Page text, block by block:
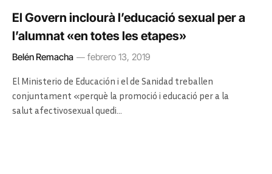
El Govern inclourà l’educació sexual per a
l’alumnat «en totes les etapes»
Belén Remacha febrero 13, 2019
El Ministerio de Educación i el de Sanidad treballen
conjuntament «perquè la promoció i educació per a la
salut afectivosexual quedi…